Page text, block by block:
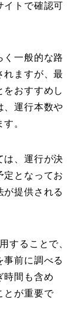
イトで確認可
く一般的な路
れますが、最
をおすすめし
、運行本数や
。
は、運行が決
定となってお
が提供される
することで、
事前に調べる
時間も含め
とが重要で